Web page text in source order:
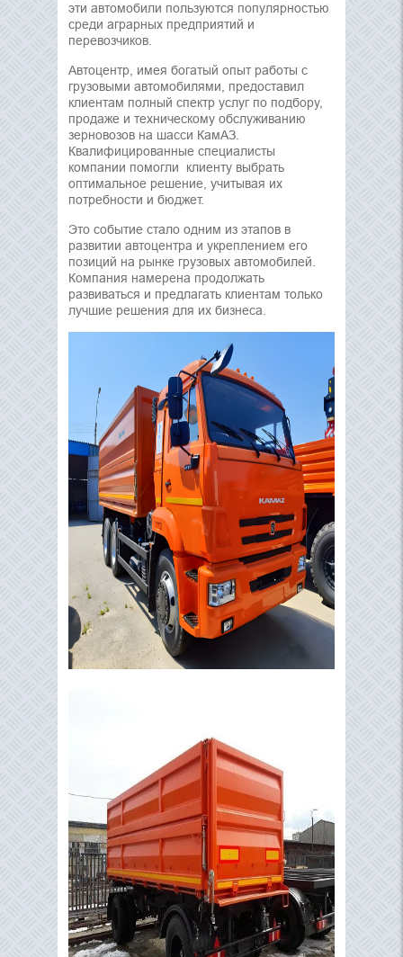
эти автомобили пользуются популярностью
среди аграрных предприятий и
перевозчиков.
Автоцентр, имея богатый опыт работы с
грузовыми автомобилями, предоставил
клиентам полный спектр услуг по подбору,
продаже и техническому обслуживанию
зерновозов на шасси КамАЗ.
Квалифицированные специалисты
компании помогли клиенту выбрать
оптимальное решение, учитывая их
потребности и бюджет.
Это событие стало одним из этапов в
развитии автоцентра и укреплением его
позиций на рынке грузовых автомобилей.
Компания намерена продолжать
развиваться и предлагать клиентам только
лучшие решения для их бизнеса.